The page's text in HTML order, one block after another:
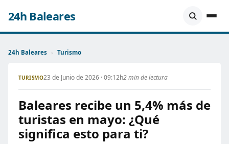
24h Baleares
24h Baleares › Turismo
TURISMO23 de Junio de 2026 · 09:12h2 min de lectura
Baleares recibe un 5,4% más de
turistas en mayo: ¿Qué
significa esto para ti?